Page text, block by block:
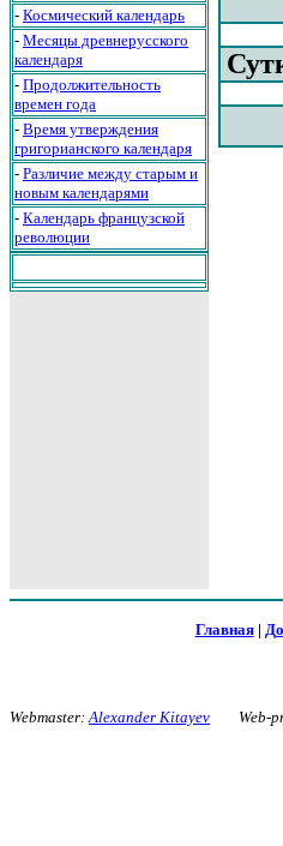
- Космический календарь
- Месяцы древнерусского
календаря
- Продолжительность
времен года
- Время утверждения
григорианского календаря
- Различие между старым и
новым календарями
- Календарь французской
революции
Главная|
Webmaster:Alexander Kitayev Web-